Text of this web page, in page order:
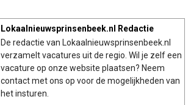
Lokaalnieuwsprinsenbeek.nl Redactie
De redactie van Lokaalnieuwsprinsenbeek.nl
verzamelt vacatures uit de regio. Wil je zelf een
vacature op onze website plaatsen? Neem
contact met ons op voor de mogelijkheden van
het insturen.